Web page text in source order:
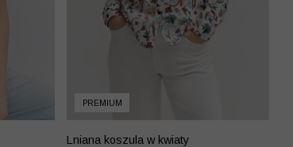
PREMIUM
Lniana koszula w kwiaty